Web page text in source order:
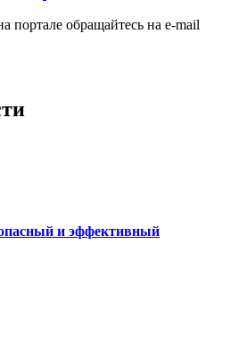
обращайтесь на e-mail
и эффективный